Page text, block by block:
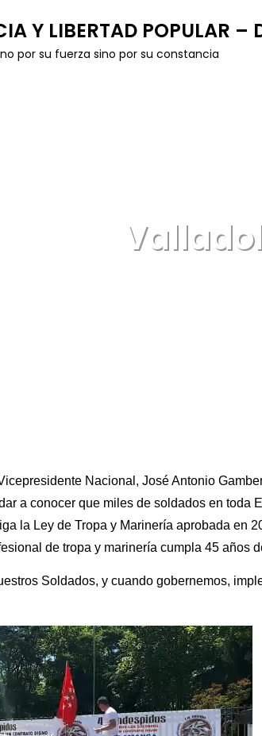
Y LIBERTAD POPULAR –
por su fuerza sino por su constancia
Nacional, José Antonio
a conocer que miles de soldados en toda
la Ley de Tropa y Marinería aprobada en
de tropa y marinería cumpla 45 años
Soldados, y cuando gobernemos,